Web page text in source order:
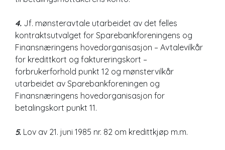
4. Jf. mønsteravtale utarbeidet av det felles
kontraktsutvalget for Sparebankforeningens og
Finansnæringens hovedorganisasjon – Avtalevilkår
for kredittkort og faktureringskort –
forbrukerforhold punkt 12 og mønstervilkår
utarbeidet av Sparebankforeningen og
Finansnæringens hovedorganisasjon for
betalingskort punkt 11.
5. Lov av 21. juni 1985 nr. 82 om kredittkjøp m.m.